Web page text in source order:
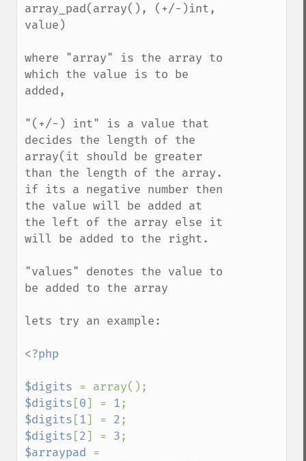
array_pad(array(), (+/-)int,
value)
where "array" is the array to
which the value is to be
added,
"(+/-) int" is a value that
decides the length of the
array(it should be greater
than the length of the array.
if its a negative number then
the value will be added at
the left of the array else it
will be added to the right.
"values" denotes the value to
be added to the array
lets try an example:
<?php
$digits
$digits [0] = 1
$digits [1] = 2
$digits [2] = 3
$arraypad